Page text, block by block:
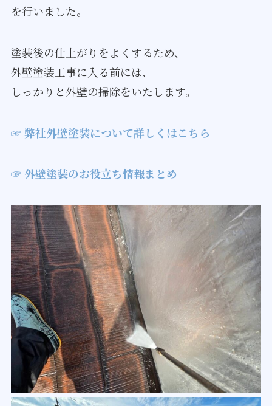
を行いました。
塗装後の仕上がりをよくするため、
外壁塗装工事に入る前には、
しっかりと外壁の掃除をいたします。
☞ 弊社外壁塗装について詳しくはこちら
☞ 外壁塗装のお役立ち情報まとめ